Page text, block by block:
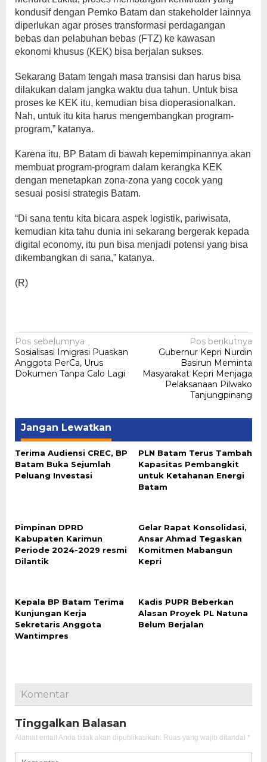
kondusif dengan Pemko Batam dan stakeholder lainnya
diperlukan agar proses transformasi perdagangan
bebas dan pelabuhan bebas (FTZ) ke kawasan
ekonomi khusus (KEK) bisa berjalan sukses.
Sekarang Batam tengah masa transisi dan harus bisa
dilakukan dalam jangka waktu dua tahun. Untuk bisa
proses ke KEK itu, kemudian bisa dioperasionalkan.
Nah, untuk itu kita harus mengembangkan program-
program,” katanya.
Karena itu, BP Batam di bawah kepemimpinannya akan
membuat program-program dalam kerangka KEK
dengan menetapkan zona-zona yang cocok yang
sesuai posisi strategis Batam.
“Di sana tentu kita bicara aspek logistik, pariwisata,
kemudian kita tahu dunia ini sekarang bergerak kepada
digital economy, itu pun bisa menjadi potensi yang bisa
dikembangkan di sana,” katanya.
(R)
Navigasi
pos
Pos sebelumnya
Sosialisasi Imigrasi Puaskan
Anggota PerCa, Urus
Dokumen Tanpa Calo Lagi
Pos berikutnya
Gubernur Kepri Nurdin
Basirun Meminta
Masyarakat Kepri Menjaga
Pelaksanaan Pilwako
Tanjungpinang
Jangan Lewatkan
Terima Audiensi CREC, BP
Batam Buka Sejumlah
Peluang Investasi
PLN Batam Terus Tambah
Kapasitas Pembangkit
untuk Ketahanan Energi
Batam
Pimpinan DPRD
Kabupaten Karimun
Periode 2024-2029 resmi
Dilantik
Gelar Rapat Konsolidasi,
Ansar Ahmad Tegaskan
Komitmen Mabangun
Kepri
Kepala BP Batam Terima
Kunjungan Kerja
Sekretaris Anggota
Wantimpres
Kadis PUPR Beberkan
Alasan Proyek PL Natuna
Belum Berjalan
Komentar
Tinggalkan Balasan
Alamat email Anda tidak akan dipublikasikan. Ruas yang wajib ditandai *